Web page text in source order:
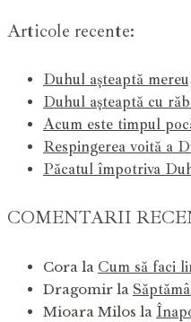
Articole recente:
Duhul așteaptă
Duhul așteaptă cu
Acum este timpul
Respingerea voită a
Păcatul împotriva
COMENTARII
Cora la Cum să faci
Dragomir la
Mioara Milos la